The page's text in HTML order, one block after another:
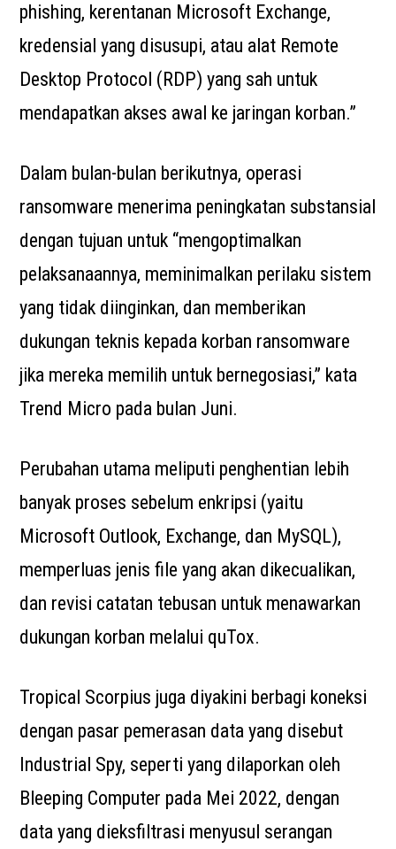
phishing, kerentanan Microsoft Exchange,
kredensial yang disusupi, atau alat Remote
Desktop Protocol (RDP) yang sah untuk
mendapatkan akses awal ke jaringan korban.”
Dalam bulan-bulan berikutnya, operasi
ransomware menerima peningkatan substansial
dengan tujuan untuk “mengoptimalkan
pelaksanaannya, meminimalkan perilaku sistem
yang tidak diinginkan, dan memberikan
dukungan teknis kepada korban ransomware
jika mereka memilih untuk bernegosiasi,” kata
Trend Micro pada bulan Juni.
Perubahan utama meliputi penghentian lebih
banyak proses sebelum enkripsi (yaitu
Microsoft Outlook, Exchange, dan MySQL),
memperluas jenis file yang akan dikecualikan,
dan revisi catatan tebusan untuk menawarkan
dukungan korban melalui quTox.
Tropical Scorpius juga diyakini berbagi koneksi
dengan pasar pemerasan data yang disebut
Industrial Spy, seperti yang dilaporkan oleh
Bleeping Computer pada Mei 2022, dengan
data yang dieksfiltrasi menyusul serangan